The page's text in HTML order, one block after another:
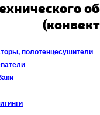
полотенцесушители